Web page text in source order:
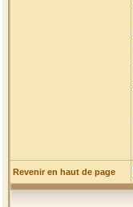
Revenir en haut de page